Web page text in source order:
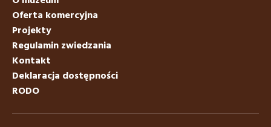
Oferta komercyjna
Projekty
Regulamin zwiedzania
Kontakt
Deklaracja dostępności
RODO